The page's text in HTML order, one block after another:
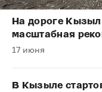
На дороге
масштабная
17 июня
В Кызыле